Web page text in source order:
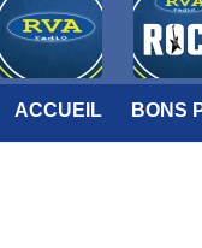
ACCUEIL BONS